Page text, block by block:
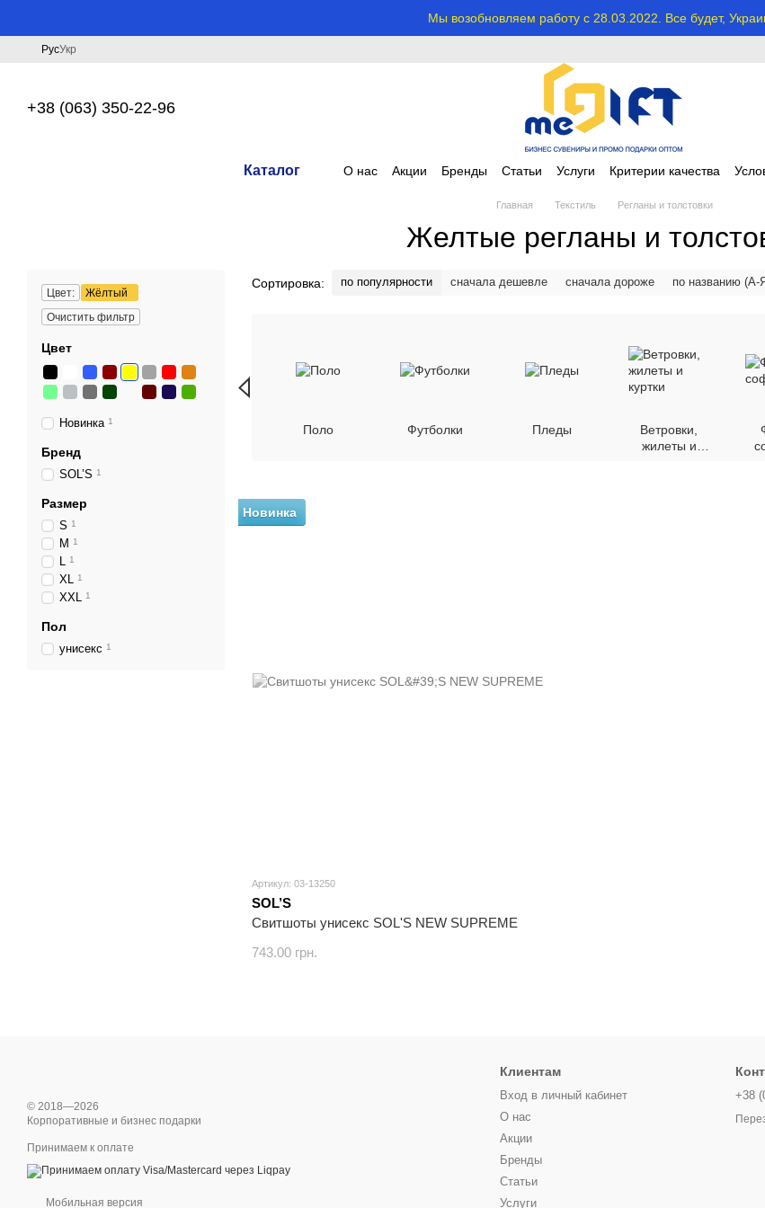
Мы возобновляем работу с 28.03.2022. Все будет,
РусУкр
+38 (063) 350-22-96
Каталог О нас Акции Бренды Статьи Услуги Критерии качества
Главная Текстиль Регланы и толстовки
Желтые регланы и
Сортировка: по популярности сначала дешевле сначала дороже по названию (А-
Поло Футболки Пледы
Ветровки,
жилеты и
Новинка
Артикул: 03-13250
SOL’S
Свитшоты унисекс SOL'S NEW SUPREME
743.00 грн.
Цвет:
Жёлтый
Очистить фильтр
Цвет
Новинка 1
Бренд
SOL’S 1
Размер
S 1
M 1
L 1
XL 1
XXL 1
Пол
унисекс 1
© 2018—2026
Корпоративные и бизнес подарки
Принимаем к оплате
Мобильная версия
Клиентам
Вход в личный кабинет
О нас
Акции
Бренды
Статьи
Услуги
+38